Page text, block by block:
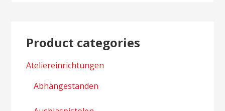
Product categories
Ateliereinrichtungen
Abhängestanden